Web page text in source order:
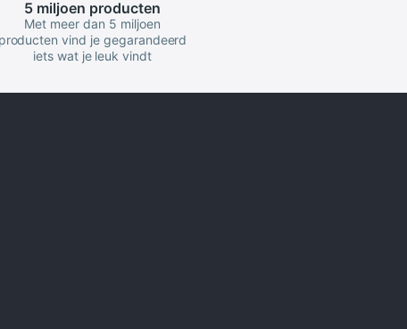
5 miljoen producten
Met meer dan 5 miljoen
producten vind je gegarandeerd
iets wat je leuk vindt